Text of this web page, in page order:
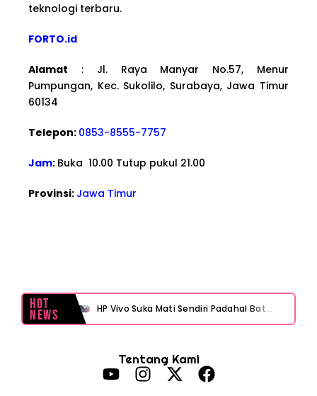
teknologi terbaru.
FORTO.id
Alamat : Jl. Raya Manyar No.57, Menur
Pumpungan, Kec. Sukolilo, Surabaya, Jawa Timur
60134
Telepon: 0853-8555-7757
Jam: Buka 10.00 Tutup pukul 21.00
Provinsi: Jawa Timur
Hot
News HP Vivo Suka Mati Sendiri Padahal Baterai Masih Banyak? Ini 5 Penyebab dan Solusinya!
Tentang Kami